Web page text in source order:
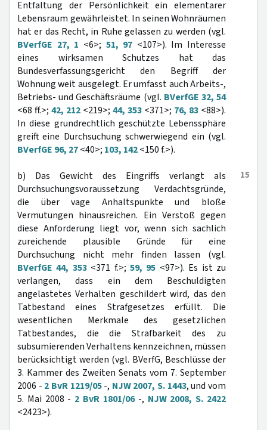
Entfaltung der Persönlichkeit ein elementarer
Lebensraum gewährleistet. In seinen Wohnräumen
hat er das Recht, in Ruhe gelassen zu werden (vgl.
BVerfGE 27, 1 <6>; 51, 97 <107>). Im Interesse
eines wirksamen Schutzes hat das
Bundesverfassungsgericht den Begriff der
Wohnung weit ausgelegt. Er umfasst auch Arbeits-,
Betriebs- und Geschäftsräume (vgl. BVerfGE 32, 54
<68 ff.>; 42, 212 <219>; 44, 353 <371>; 76, 83 <88>).
In diese grundrechtlich geschützte Lebenssphäre
greift eine Durchsuchung schwerwiegend ein (vgl.
BVerfGE 96, 27<40>; 103, 142<150 f.>).
15
b) Das Gewicht des Eingriffs verlangt als
Durchsuchungsvoraussetzung Verdachtsgründe,
die über vage Anhaltspunkte und bloße
Vermutungen hinausreichen. Ein Verstoß gegen
diese Anforderung liegt vor, wenn sich sachlich
zureichende plausible Gründe für eine
Durchsuchung nicht mehr finden lassen (vgl.
BVerfGE 44, 353<371 f.>;59, 95 <97>). Es ist zu
verlangen, dass ein dem Beschuldigten
angelastetes Verhalten geschildert wird, das den
Tatbestand eines Strafgesetzes erfüllt. Die
wesentlichen Merkmale des gesetzlichen
Tatbestandes, die die Strafbarkeit des zu
subsumierenden Verhaltens kennzeichnen, müssen
berücksichtigt werden (vgl. BVerfG, Beschlüsse der
3. Kammer des Zweiten Senats vom 7. September
2006 - 2 BvR 1219/05-, NJW 2007, S. 1443, und vom
5. Mai 2008 - 2 BvR 1801/06-, NJW 2008, S. 2422
<2423>).